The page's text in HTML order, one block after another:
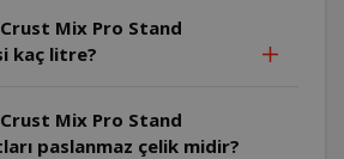
Mix Pro Stand
kaç litre?
Mix Pro Stand
paslanmaz çelik midir?